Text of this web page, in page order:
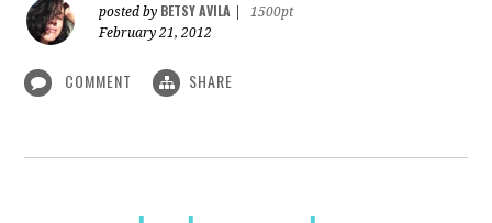
posted by BETSY AVILA
1500pt
February 21, 2012
COMMENT SHARE